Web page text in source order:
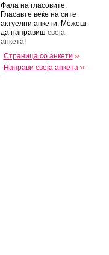
Гласавте веќе на сите
актуелни анкети. Можеш
да направишсвоја
анкета!
Страница со анкети
Направи своја анкета